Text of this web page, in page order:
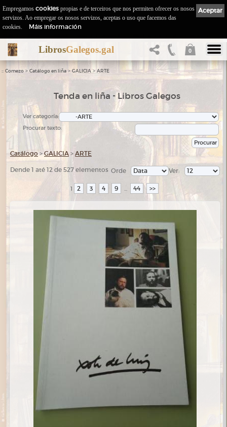
LibrosGalegos.gal 0
:: Comezo > Catálogo en liña > GALICIA> ARTE
Tenda en liña - Libros Galegos
Ver categoría:
Procurar texto:
Catálogo >GALICIA > ARTE
Dende 1 até 12 de 527 elementos Ver:
Orde
1 2 3 4 9 ... 44 >>
Aceptar
Empregamos cookies propias e de terceiros que nos permiten ofrecer os nosos
servizos. Ao empregar os nosos servizos, aceptas o uso que facemos das
cookies.
Máis información